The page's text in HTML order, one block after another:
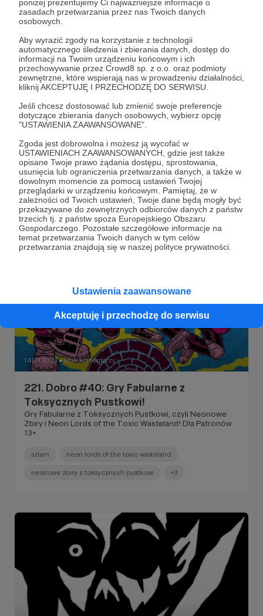
poniżej prezentujemy Ci najważniejsze informacje o
zasadach przetwarzania przez nas Twoich danych
osobowych.
Aby wyrazić zgody na korzystanie z technologii
automatycznego śledzenia i zbierania danych, dostęp do
informacji na Twoim urządzeniu końcowym i ich
przechowywanie przez Crowd8 sp. z o.o. oraz podmioty
zewnętrzne, które wspierają nas w prowadzeniu działalności,
kliknij AKCEPTUJĘ I PRZECHODZĘ DO SERWISU.
Jeśli chcesz dostosować lub zmienić swoje preferencje
dotyczące zbierania danych osobowych, wybierz opcję
"USTAWIENIA ZAAWANSOWANE".
Zgoda jest dobrowolna i możesz ją wycofać w
USTAWIENIACH ZAAWANSOWANYCH, gdzie jest także
opisane Twoje prawo żądania dostępu, sprostowania,
usunięcia lub ograniczenia przetwarzania danych, a także w
dowolnym momencie za pomocą ustawień Twojej
przeglądarki w urządzeniu końcowym. Pamiętaj, że w
zależności od Twoich ustawień, Twoje dane będą mogły być
przekazywane do zewnętrznych odbiorców danych z państw
trzecich tj. z państw spoza Europejskiego Obszaru
Gospodarczego. Pozostałe szczegółowe informacje na
temat przetwarzania Twoich danych w tym celów
przetwarzania znajdują się w naszej polityce prywatności.
Ustawienia zaawansowane
Akceptuję i przechodzę do serwisu
27.03.2023 ● Komentarze: 7
223. Od kuchni #28: THaG #1
Kulisy powstawania komiksu To Hell and Galgenbeck. Dla
Patronów.
mork borg to hell and galgenbeck komiks +3
14.03.2023 ● Brak komentarzy
221. Dobro #40: Gry Fabularne z
Toksycznych Pustkowi!
Gry Fabularne z Toksycznych Pustkowi, czyli Neonowe
Zbiry i Neon Lords of the Toxic Wasteland! Dla Patronów
13+.
szlam neon lords of the toxic wasteland
neonowe zbiry z toksycznych pustkowi +3